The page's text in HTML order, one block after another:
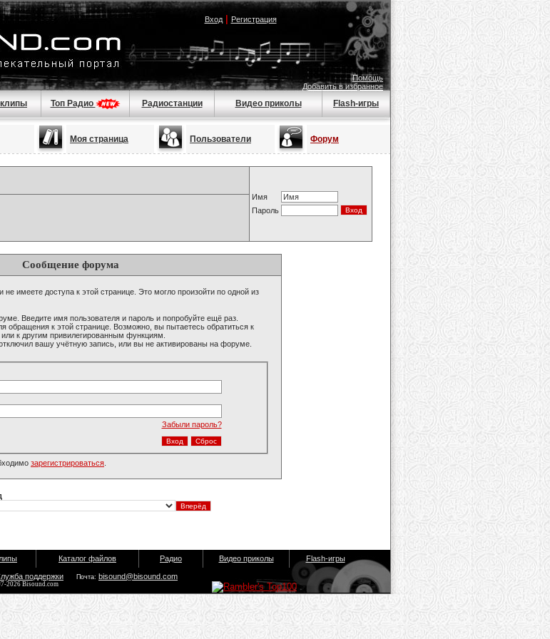
Вход| Регистрация
Помощь
Добавить в избранное
Топ Радио Радиостанции Видео приколы Flash-игры
Моя страница Пользователи Форум
Имя
Пароль
Сообщение форума
имеете доступа к этой странице. Это могло произойти по одной из
Введите имя пользователя и пароль и попробуйте ещё раз.
обращения к этой странице. Возможно, вы пытаетесь обратиться к
к другим привилегированным функциям.
вашу учётную запись, или вы не активированы на форуме.
Забыли пароль?
зарегистрироваться
Каталог файлов Радио Видео приколы Flash-игры
поддержки Почта: bisound@bisound.com
2026 Bisound.com